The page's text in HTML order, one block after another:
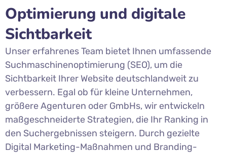
Optimierung und digitale
Sichtbarkeit
Unser erfahrenes Team bietet Ihnen umfassende
Suchmaschinenoptimierung (SEO), um die
Sichtbarkeit Ihrer Website deutschlandweit zu
verbessern. Egal ob für kleine Unternehmen,
größere Agenturen oder GmbHs, wir entwickeln
maßgeschneiderte Strategien, die Ihr Ranking in
den Suchergebnissen steigern. Durch gezielte
Digital Marketing-Maßnahmen und Branding-